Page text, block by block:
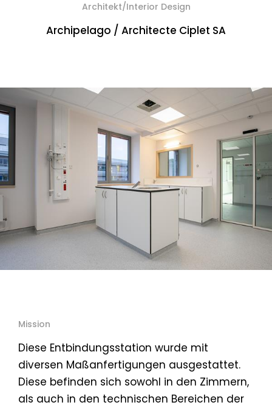
Architekt/Interior Design
Archipelago / Architecte Ciplet SA
Mission
Diese Entbindungsstation wurde mit
diversen Maßanfertigungen ausgestattet.
Diese befinden sich sowohl in den Zimmern,
als auch in den technischen Bereichen der